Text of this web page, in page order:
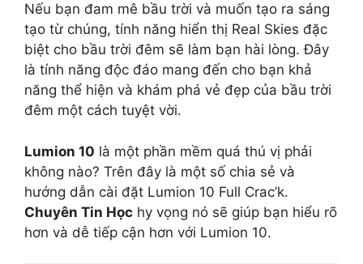
Nếu bạn đam mê bầu trời và muốn tạo ra sáng
tạo từ chúng, tính năng hiển thị Real Skies đặc
biệt cho bầu trời đêm sẽ làm bạn hài lòng. Đây
là tính năng độc đáo mang đến cho bạn khả
năng thể hiện và khám phá vẻ đẹp của bầu trời
đêm một cách tuyệt vời.
Lumion 10 là một phần mềm quá thú vị phải
không nào? Trên đây là một số chia sẻ và
hướng dẫn cài đặt Lumion 10 Full Crac’k.
Chuyên Tin Học hy vọng nó sẽ giúp bạn hiểu rõ
hơn và dễ tiếp cận hơn với Lumion 10.